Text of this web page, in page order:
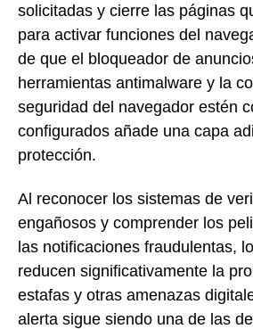
solicitadas y cierre las páginas
para activar funciones del
de que el bloqueador de
herramientas antimalware y la
seguridad del navegador estén
configurados añade una capa
protección.
Al reconocer los sistemas de
engañosos y comprender los
las notificaciones fraudulentas,
reducen significativamente la
estafas y otras amenazas
alerta sigue siendo una de las